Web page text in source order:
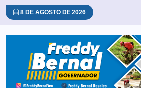
8 DE AGOSTO DE 2026